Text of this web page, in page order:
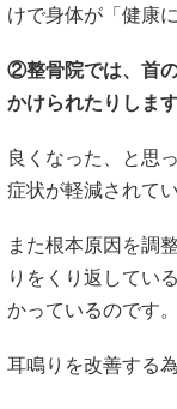
けで身体が「健康
②整骨院では、首
かけられたりしま
良くなった、と思
症状が軽減されて
また根本原因を調
りをくり返してい
かっているのです
耳鳴りを改善する